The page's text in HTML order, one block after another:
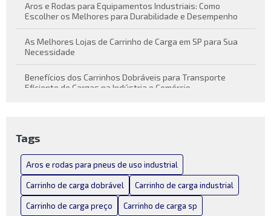
Aros e Rodas para Equipamentos Industriais: Como
Escolher os Melhores para Durabilidade e Desempenho
As Melhores Lojas de Carrinho de Carga em SP para Sua
Necessidade
Benefícios dos Carrinhos Dobráveis para Transporte
Eficiente de Cargas na Indústria e Comércio
Funcionalidades
Carrinho de Carga Dobrável: Praticidade em Movimento
Carrinho de Carga Industrial: Como Escolher o Melhor para
Tags
Aros e rodas para pneus de uso industrial
Carrinho de carga dobrável Carrinho de carga industrial
Carrinho de carga preço Carrinho de carga sp